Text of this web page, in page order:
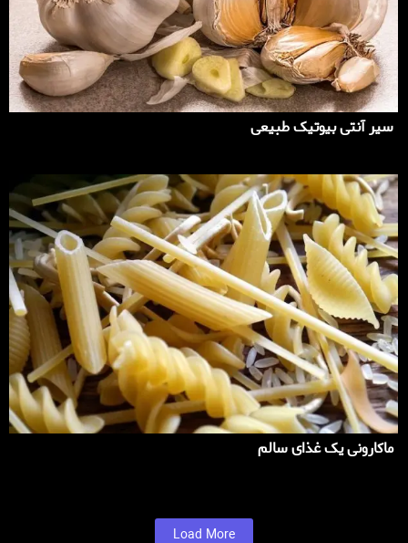
سیر آنتی بیوتیک طبیعی
ماکارونی یک غذای سالم
Load More